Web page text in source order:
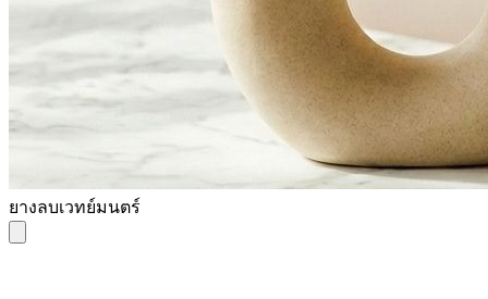
ยางลบเวทย์มนตร์